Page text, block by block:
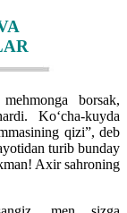
borsak,
Koʻcha-kuyda
qizi”, deb
turib bunday
Axir sahroning